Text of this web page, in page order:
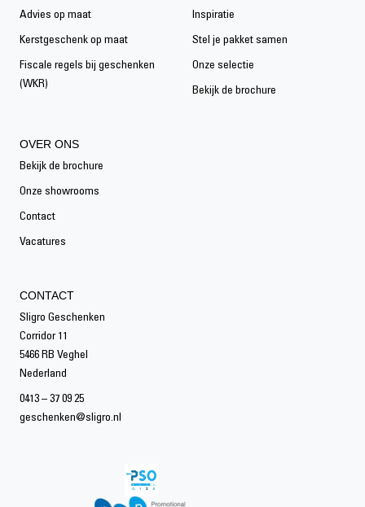
Advies op maat
Kerstgeschenk op maat
Fiscale regels bij geschenken
(WKR)
Inspiratie
Stel je pakket samen
Onze selectie
Bekijk de brochure
OVER ONS
Bekijk de brochure
Onze showrooms
Contact
Vacatures
CONTACT
Sligro Geschenken
Corridor 11
5466 RB Veghel
Nederland
0413 – 37 09 25
geschenken@sligro.nl